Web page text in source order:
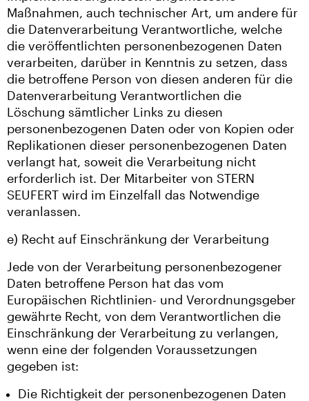
Maßnahmen, auch technischer Art, um andere für
die Datenverarbeitung Verantwortliche, welche
die veröffentlichten personenbezogenen Daten
verarbeiten, darüber in Kenntnis zu setzen, dass
die betroffene Person von diesen anderen für die
Datenverarbeitung Verantwortlichen die
Löschung sämtlicher Links zu diesen
personenbezogenen Daten oder von Kopien oder
Replikationen dieser personenbezogenen Daten
verlangt hat, soweit die Verarbeitung nicht
erforderlich ist. Der Mitarbeiter von STERN
SEUFERT wird im Einzelfall das Notwendige
veranlassen.
e) Recht auf Einschränkung der Verarbeitung
Jede von der Verarbeitung personenbezogener
Daten betroffene Person hat das vom
Europäischen Richtlinien- und Verordnungsgeber
gewährte Recht, von dem Verantwortlichen die
Einschränkung der Verarbeitung zu verlangen,
wenn eine der folgenden Voraussetzungen
gegeben ist:
Die Richtigkeit der personenbezogenen Daten